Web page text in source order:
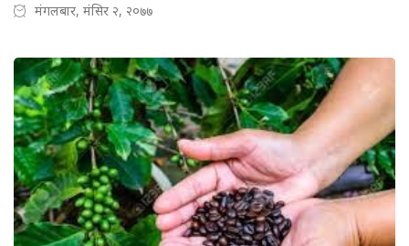
मंगलबार, मंसिर २, २०७७